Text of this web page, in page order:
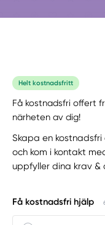
Helt kostnadsfritt
Få kostnadsfri offert
närheten av dig!
Skapa en
och kom i kontakt
uppfyller dina krav
Få kostnadsfri hjälp